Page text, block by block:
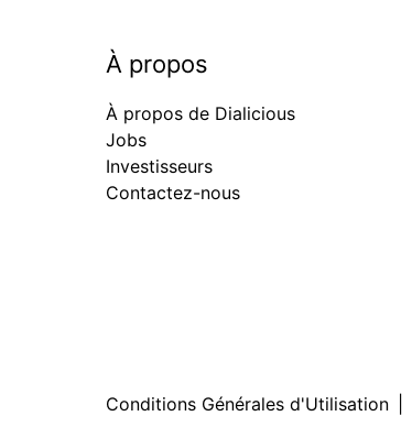
À propos
À propos de Dialicious
Jobs
Investisseurs
Contactez-nous
Conditions Générales d'Utilisation